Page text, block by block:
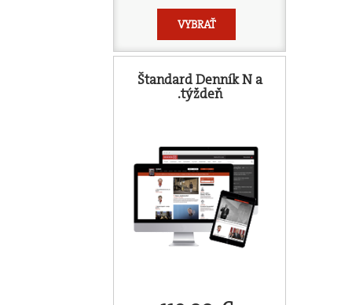
VYBRAŤ
Štandard Denník N a
.týždeň